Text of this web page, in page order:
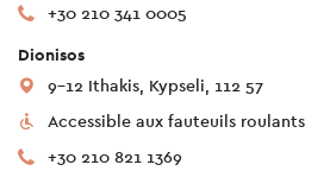
+30 210 341 0005
Dionisos
9-12 Ithakis, Kypseli, 112 57
Accessible aux fauteuils roulants
+30 210 821 1369